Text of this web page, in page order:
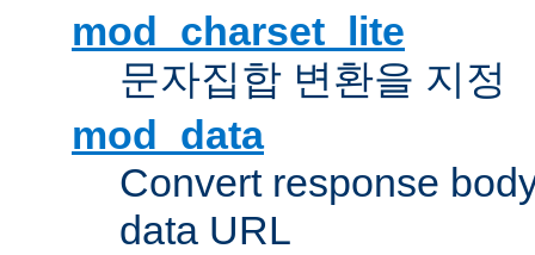
mod_charset_lite
문자집합 변환을 지정
mod_data
Convert response
data URL